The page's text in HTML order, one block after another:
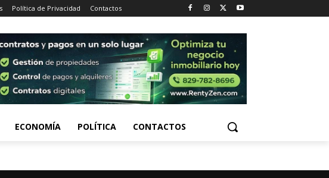
Política de Privacidad Contactos
ECONOMÍA POLÍTICA CONTACTOS